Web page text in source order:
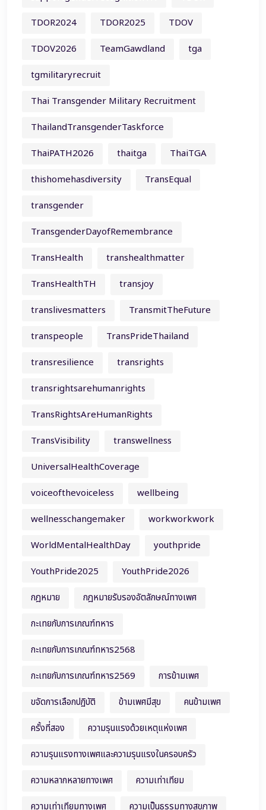
TDOR2024
TDOR2025
TDOV
TDOV2026
TeamGawdland
tga
tgmilitaryrecruit
Thai Transgender Military Recruitment
ThailandTransgenderTaskforce
ThaiPATH2026
thaitga
ThaiTGA
thishomehasdiversity
TransEqual
transgender
TransgenderDayofRemembrance
TransHealth
transhealthmatter
TransHealthTH
transjoy
translivesmatters
TransmitTheFuture
transpeople
TransPrideThailand
transresilience
transrights
transrightsarehumanrights
TransRightsAreHumanRights
TransVisibility
transwellness
UniversalHealthCoverage
voiceofthevoiceless
wellbeing
wellnesschangemaker
workworkwork
WorldMentalHealthDay
youthpride
YouthPride2025
YouthPride2026
กฎหมาย
กฎหมายรับรองอัตลักษณ์ทางเพศ
กะเทยกับการเกณฑ์ทหาร
กะเทยกับการเกณฑ์ทหาร2568
กะเทยกับการเกณฑ์ทหาร2569
การข้ามเพศ
ขจัดการเลือกปฏิบัติ
ข้ามเพศมีสุข
คนข้ามเพศ
ครั้งที่สอง
ความรุนแรงด้วยเหตุแห่งเพศ
ความรุนแรงทางเพศและความรุนแรงในครอบครัว
ความหลากหลายทางเพศ
ความเท่าเทียม
ความเท่าเทียมทางเพศ
ความเป็นธรรมทางสุขภาพ